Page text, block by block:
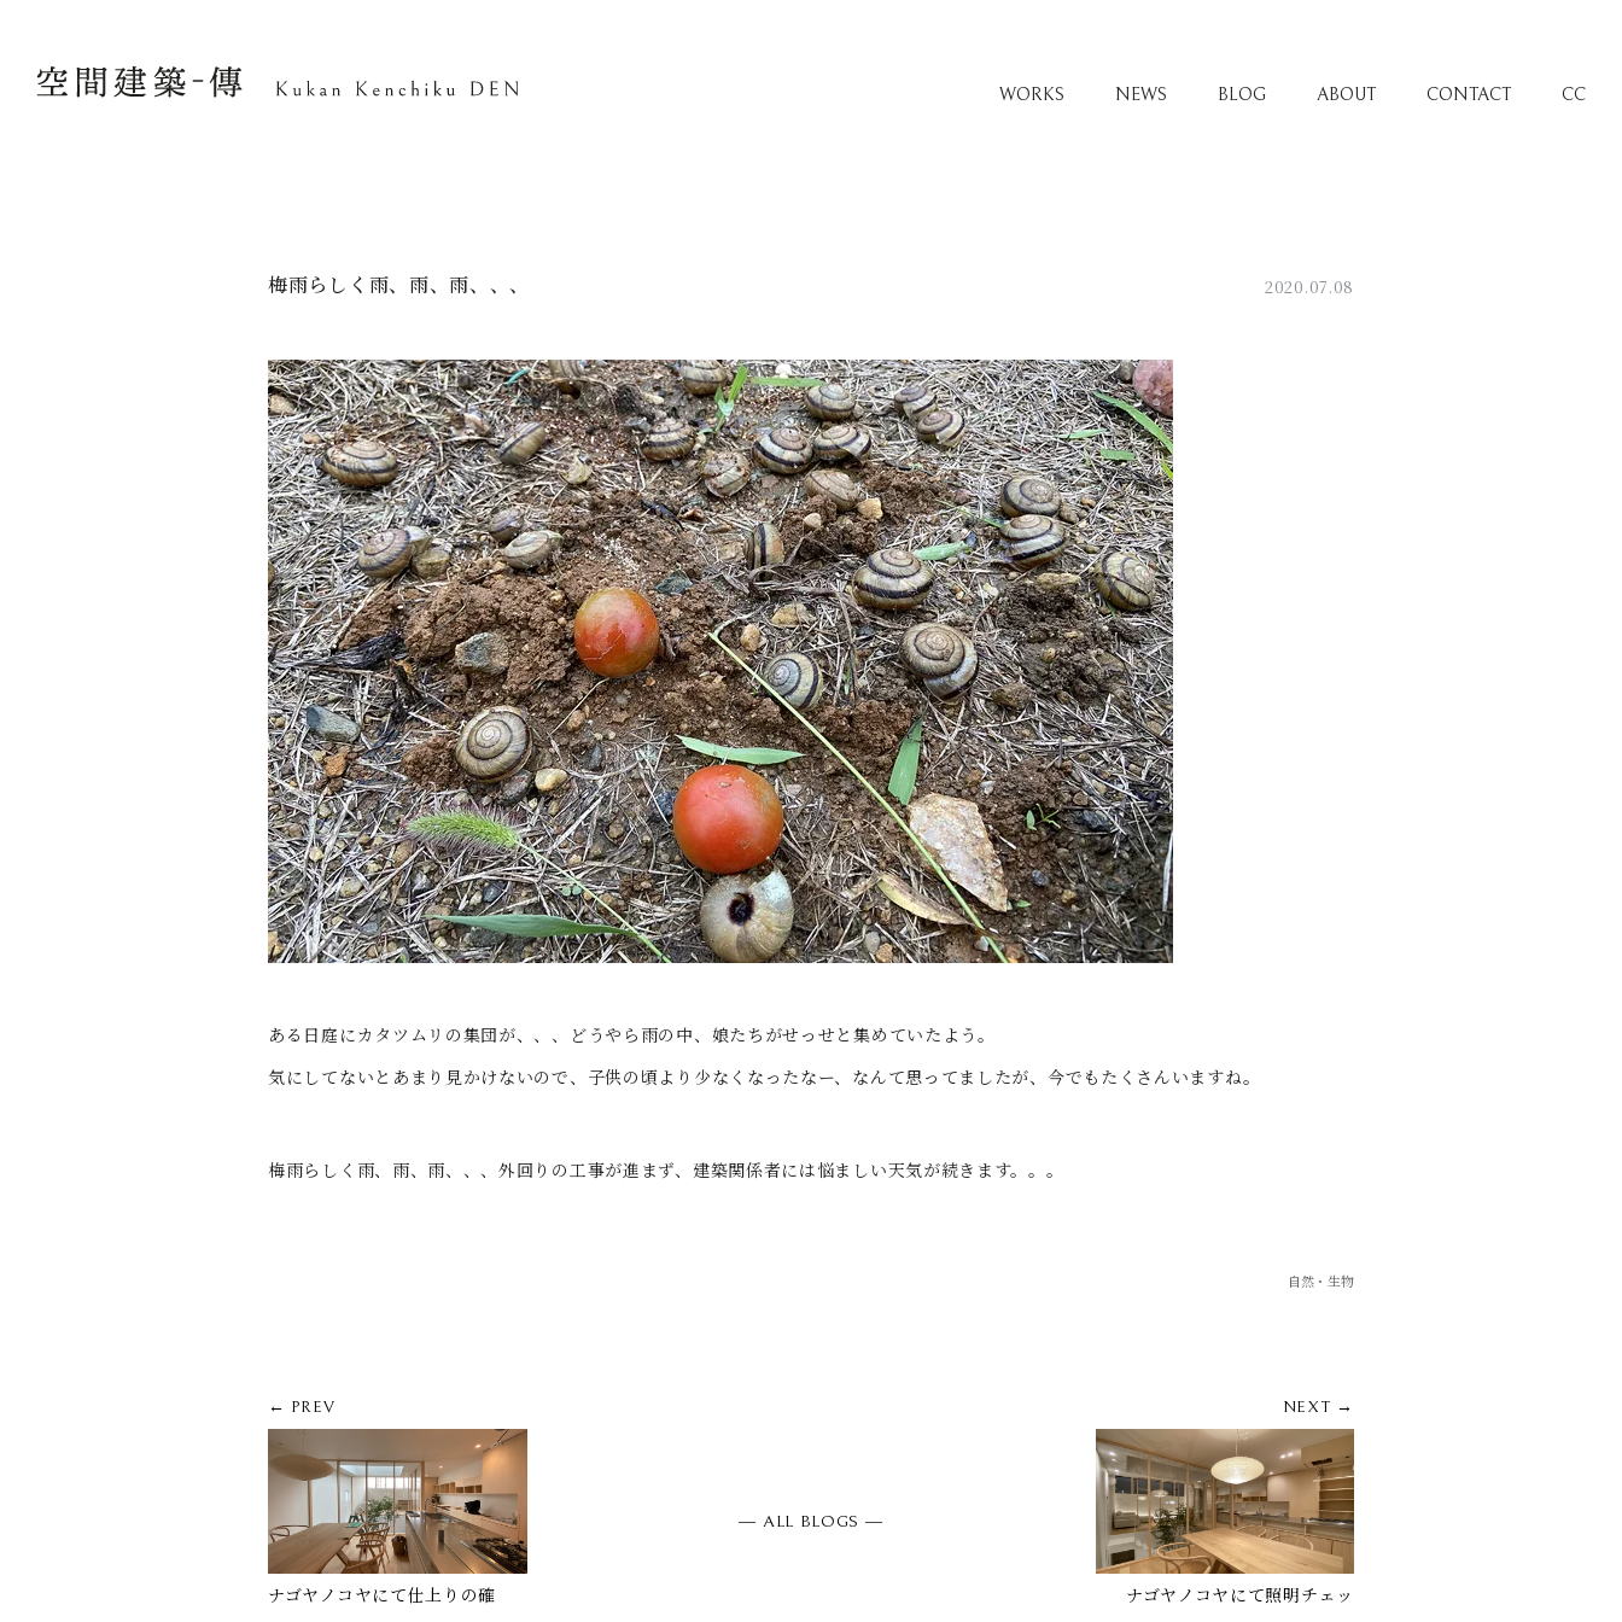
WORKS NEWS BLOG ABOUT CONTACT CC
梅雨らしく雨、雨、雨、、、 2020.07.08
ある日庭にカタツムリの集団が、、、どうやら雨の中、娘たちがせっせと集めていたよう。
気にしてないとあまり見かけないので、子供の頃より少なくなったなー、なんて思ってましたが、今でもたくさんいますね。
梅雨らしく雨、雨、雨、、、外回りの工事が進まず、建築関係者には悩ましい天気が続きます。。。
自然・生物
← PREV
ナゴヤノコヤにて仕上りの確
NEXT →
ナゴヤノコヤにて照明チェッ
― ALL BLOGS ―